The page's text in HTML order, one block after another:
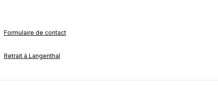
Formulaire de contact
Retrait à Langenthal